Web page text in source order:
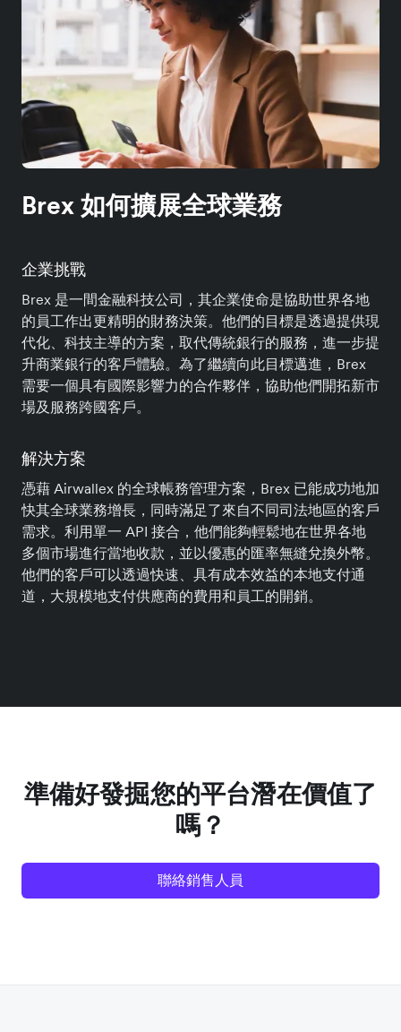
Brex 如何擴展全球業務
企業挑戰
Brex 是一間金融科技公司，其企業使命是協助世界各地
的員工作出更精明的財務決策。他們的目標是透過提供現
代化、科技主導的方案，取代傳統銀行的服務，進一步提
升商業銀行的客戶體驗。為了繼續向此目標邁進，Brex
需要一個具有國際影響力的合作夥伴，協助他們開拓新市
場及服務跨國客戶。
解決方案
憑藉 Airwallex 的全球帳務管理方案，Brex 已能成功地加
快其全球業務增長，同時滿足了來自不同司法地區的客戶
需求。利用單一 API 接合，他們能夠輕鬆地在世界各地
多個市場進行當地收款，並以優惠的匯率無縫兌換外幣。
他們的客戶可以透過快速、具有成本效益的本地支付通
道，大規模地支付供應商的費用和員工的開銷。
準備好發掘您的平台潛在價值了
嗎？
聯絡銷售人員